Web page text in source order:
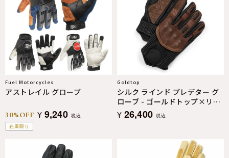
在庫限り
Fuel Motorcycles
アストレイル グローブ
30%OFF ¥ 9,240 税込
Goldtop
シルク ラインド プレデター グ
ローブ - ゴールドトップ×リタ
ーン・オブ・ザ・カフェ・レー
サー
¥ 26,400 税込